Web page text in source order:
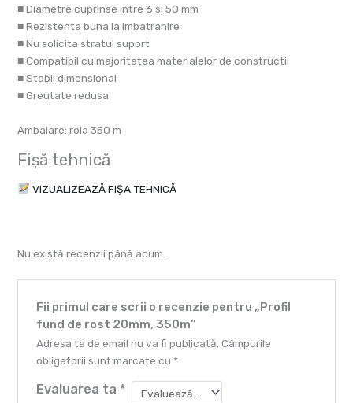
■ Diametre cuprinse intre 6 si 50 mm
■ Rezistenta buna la imbatranire
■ Nu solicita stratul suport
■ Compatibil cu majoritatea materialelor de constructii
■ Stabil dimensional
■ Greutate redusa
Ambalare: rola 350 m
Fișă tehnică
VIZUALIZEAZĂ FIȘA TEHNICĂ
Nu există recenzii până acum.
Fii primul care scrii o recenzie pentru „Profil
fund de rost 20mm, 350m”
Adresa ta de email nu va fi publicată. Câmpurile
obligatorii sunt marcate cu *
Evaluarea ta *